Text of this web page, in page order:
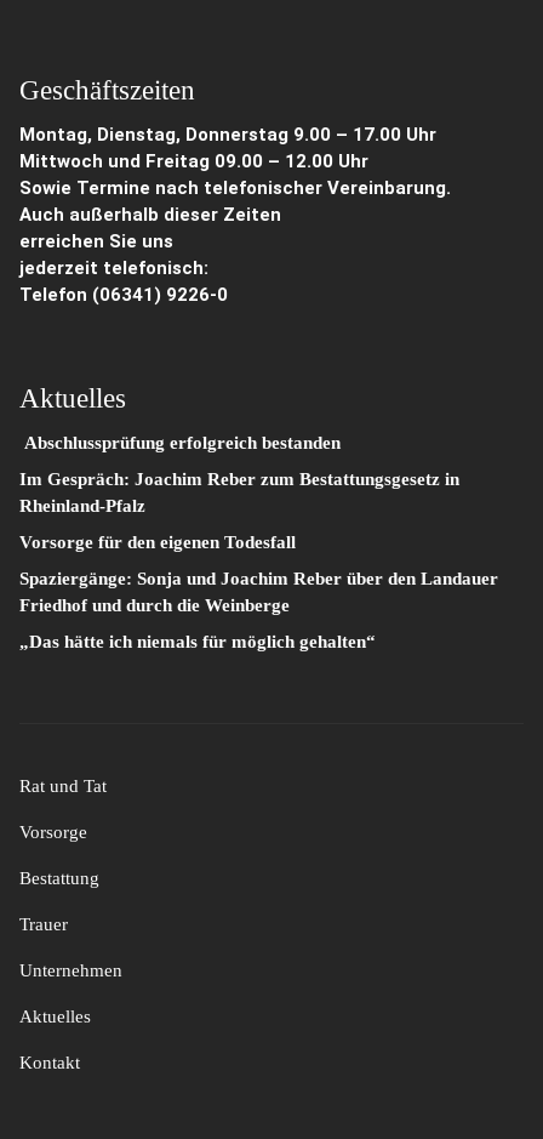
Geschäftszeiten
Montag, Dienstag, Donnerstag 9.00 – 17.00 Uhr
Mittwoch und Freitag 09.00 – 12.00 Uhr
Sowie Termine nach telefonischer Vereinbarung.
Auch außerhalb dieser Zeiten
erreichen Sie uns
jederzeit telefonisch:
Telefon (06341) 9226-0
Aktuelles
Abschlussprüfung erfolgreich bestanden
Im Gespräch: Joachim Reber zum Bestattungsgesetz in
Rheinland-Pfalz
Vorsorge für den eigenen Todesfall
Spaziergänge: Sonja und Joachim Reber über den Landauer
Friedhof und durch die Weinberge
„Das hätte ich niemals für möglich gehalten“
Rat und Tat
Vorsorge
Bestattung
Trauer
Unternehmen
Aktuelles
Kontakt